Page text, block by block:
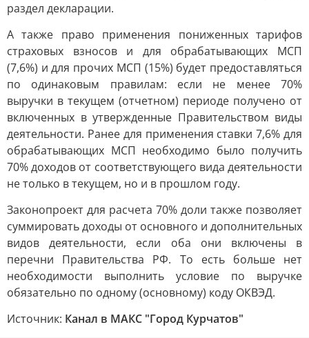
раздел декларации.
А также право применения пониженных тарифов
страховых взносов и для обрабатывающих МСП
(7,6%) и для прочих МСП (15%) будет предоставляться
по одинаковым правилам: если не менее 70%
выручки в текущем (отчетном) периоде получено от
включенных в утвержденные Правительством виды
деятельности. Ранее для применения ставки 7,6% для
обрабатывающих МСП необходимо было получить
70% доходов от соответствующего вида деятельности
не только в текущем, но и в прошлом году.
Законопроект для расчета 70% доли также позволяет
суммировать доходы от основного и дополнительных
видов деятельности, если оба они включены в
перечни Правительства РФ. То есть больше нет
необходимости выполнить условие по выручке
обязательно по одному (основному) коду ОКВЭД.
Источник: Канал в МАКС "Город Курчатов"